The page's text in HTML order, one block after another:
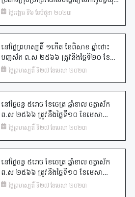
ធម៌កម្ពុជា បានអញ្ជើញដឹកនាំកិច្ចប្រជុំលើកដំបូង
ថ្ងៃអង្គារ ទី៦ ខែមិថុនា ២០២៣
នៅថ្ងៃព្រហស្បតិ៍ ១កើត ខែពិសាខ ឆ្នាំថោះ
បញ្ចស័ក ព.ស ២៥៦៦ ត្រូវនឹងថ្ងៃទី២០ ខែ
មេសា ឆ្នាំ២០២៣, ប្រតិភូនៃគណៈកម្មការ
ឃុត ស៊ាងអៃ អនុប្រធាននាយកដ្ឋាន និងមន្ត្រីនៃ
បណ្ឌិត្យសភាភូមិន្ទយុត្តិធម៌កម្ពុជា បានដឹកនាំ
សិស្សចៅក្រម ជំនាន់ទី ១០ ដែលបាននិងកំពុង
ធ្វើកម្មសិក្សា នៅសាលាដំបូង និងអយ្យការអម
សាលាដំបូងខេត្តត្បូងឃ្មុំ ចុះទស្សនកិច្ចសិក្សានៅ
មណ្ឌលអប់រំកែប្រែខេត្តត្បូងឃ្មុំ។ គោលបំណង
នៃការចុះទស្សនកិច្ចសិក្សានេះ គឺដើម្បីសិក្សា
ស្វែងយល់អំពីការងារពាក់ព័ន្ធរវាងមណ្ឌលអប់រំកែ
ប្រែ ជាមួយស្ថាប័នអយ្យការ និងស្ថាប័នតុលាការ
ព្រមទាំងការងារពាក់ព័ន្ធផ្សេងៗ។
ថ្ងៃព្រហស្បតិ៍ ទី២៧ ខែមេសា ២០២៣
នៅថ្ងៃចន្ទ ៥រោច ខែចេត្រ ឆ្នាំខាល ចត្វាស័ក
ព.ស ២៥៦៦ ត្រូវនឹងថ្ងៃទី១០ ខែមេសា
ឆ្នាំ២០២៣, បណ្ឌិត្យសភាភូមិន្ទយុត្តិធម៌កម្ពុជា
ការដែលមានកិច្ចធានា និងការពិនិត្យលទ្ធភាពរួម
គ្នាលើការលើកកម្ពស់ការអនុវត្តកិច្ចសហប្រតិបត្តិ
ការក្នុងការបណ្តុះបណ្តាលសិស្សនៃបណ្ឌិត្យសភា
ភូមិន្ទយុត្តិធម៌កម្ពុជា។
ថ្ងៃព្រហស្បតិ៍ ទី២៧ ខែមេសា ២០២៣
នៅថ្ងៃចន្ទ ៥រោច ខែចេត្រ ឆ្នាំខាល ចត្វាស័ក
ព.ស ២៥៦៦ ត្រូវនឹងថ្ងៃទី១០ ខែមេសា
ឆ្នាំ២០២៣, នៅបណ្ឌិត្យសភាភូមិន្ទយុត្តិធម៌
ថ្ងៃព្រហស្បតិ៍ ទី២៧ ខែមេសា ២០២៣